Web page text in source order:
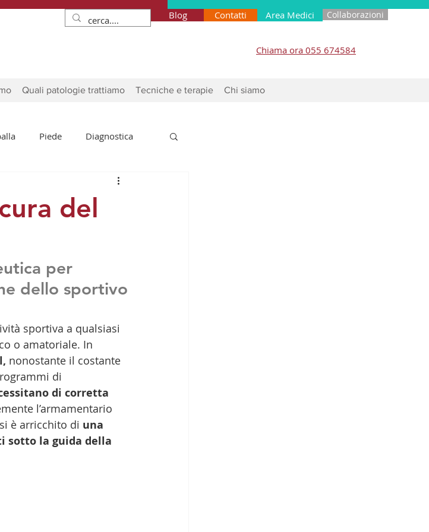
Blog Contatti Area Medici Collaborazioni
Chiama ora 055 674584
Quali patologie trattiamo Tecniche e terapie Chi siamo
Piede Diagnostica
del
per
dello sportivo
sportiva a qualsiasi
o amatoriale. In
nonostante il costante
di
di corretta
l’armamentario
è arricchito di una
la guida della